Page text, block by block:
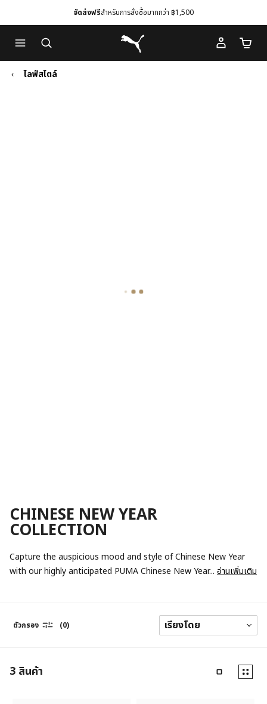
to
Main
content
to
Footer
Content
จัดส่งฟรีสำหรับการสั่งซื้อมากกว่า ฿1,500
Puma โฮม
จำนว
ไลฟ์สไตล์
CHINESE NEW YEAR
COLLECTION
Capture the auspicious mood and style of Chinese New Year
with our highly anticipated PUMA Chinese New Year... อ่านเพิ่มเติม
ตัวกรอง (0)
3 สินค้า